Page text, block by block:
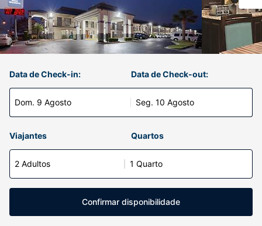
Data de Check-in:
Dom. 9 Agosto
Data de Check-out:
Seg. 10 Agosto
Viajantes Quartos
2 Adultos 1 Quarto
Confirmar disponibilidade